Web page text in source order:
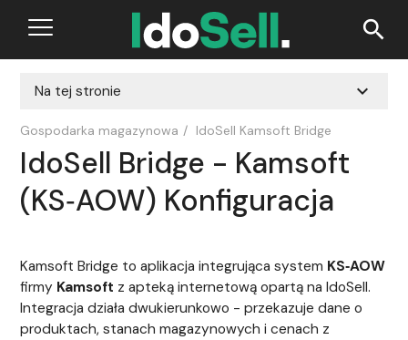
search
Na tej stronie expand_more
Gospodarka magazynowa / IdoSell Kamsoft Bridge
IdoSell Bridge - Kamsoft
(KS‑AOW) Konfiguracja
Kamsoft Bridge to aplikacja integrująca system KS‑AOW
firmy Kamsoft z apteką internetową opartą na IdoSell.
Integracja działa dwukierunkowo - przekazuje dane o
produktach, stanach magazynowych i cenach z